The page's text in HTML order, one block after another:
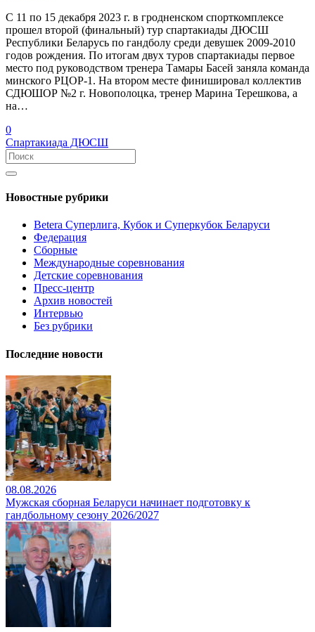
С 11 по 15 декабря 2023 г. в гродненском спорткомплексе
прошел второй (финальный) тур спартакиады ДЮСШ
Республики Беларусь по гандболу среди девушек 2009-2010
годов рождения. По итогам двух туров спартакиады первое
место под руководством тренера Тамары Басей заняла команда
минского РЦОР-1. На втором месте финишировал коллектив
СДЮШОР №2 г. Новополоцка, тренер Марина Терешкова, а
на…
0
Спартакиада ДЮСШ
Новостные рубрики
Betera Суперлига, Кубок и Суперкубок Беларуси
Федерация
Сборные
Международные соревнования
Детские соревнования
Пресс-центр
Архив новостей
Интервью
Без рубрики
Последние новости
08.08.2026
Мужская сборная Беларуси начинает подготовку к
гандбольному сезону 2026/2027